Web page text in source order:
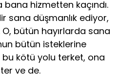
hizmetten kaçındı.
sana düşmanlık ediyor,
bütün hayırlarda sana
bütün isteklerine
bu kötü yolu terket, ona
ve de.